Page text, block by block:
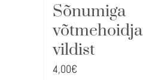
Sõnumiga
võtmehoidja
vildist
4,00€